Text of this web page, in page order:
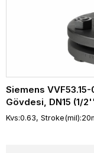
Siemens
Gövdesi, DN15 (1/
Kvs:0.63,